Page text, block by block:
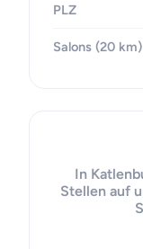
PLZ
Salons (20 km)
In
Stellen auf